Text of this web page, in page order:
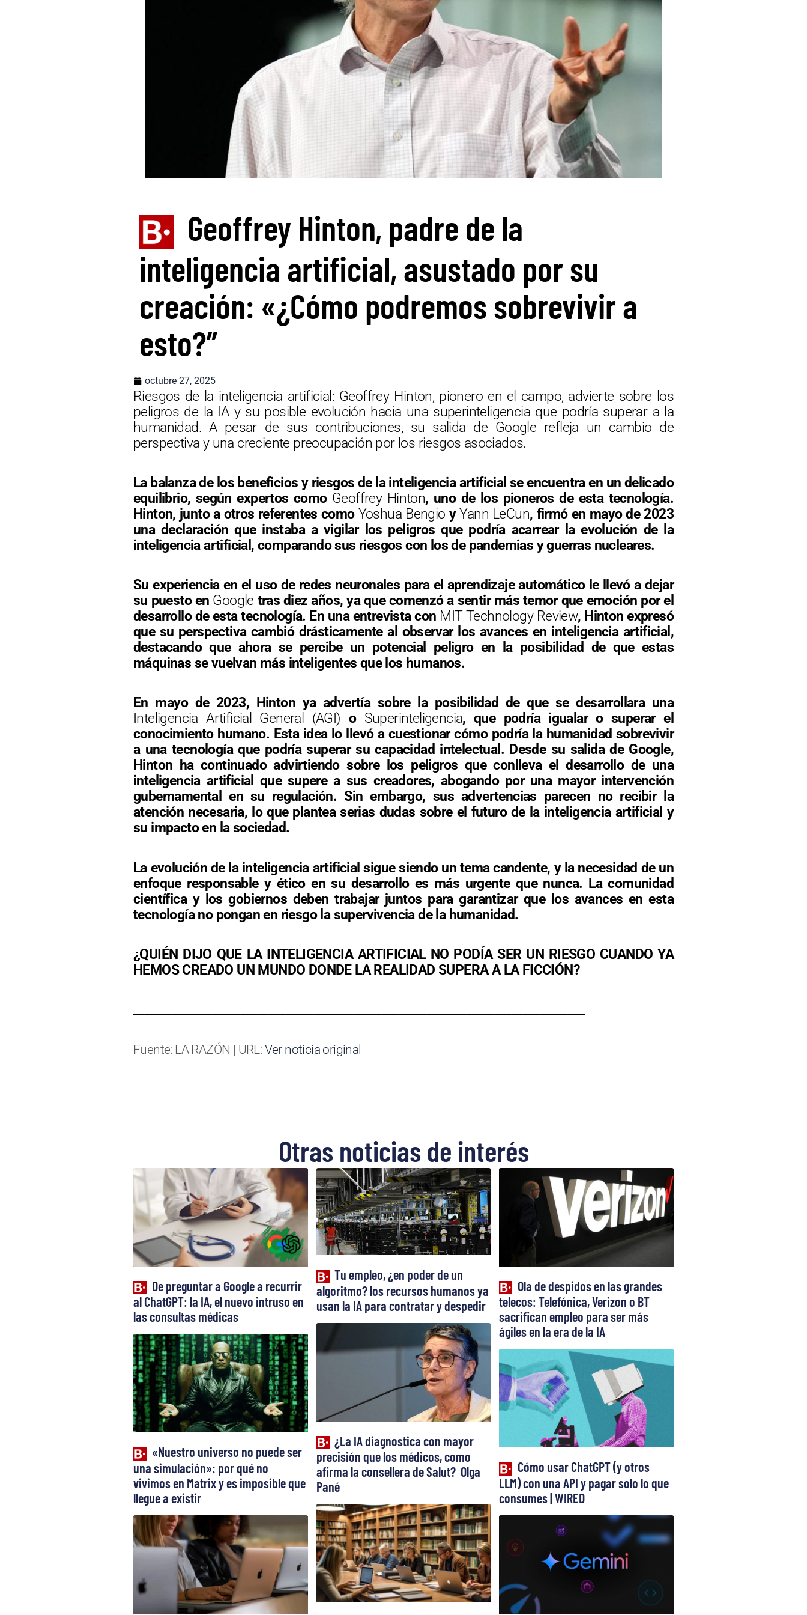
Geoffrey Hinton, padre de la
inteligencia artificial, asustado por su
creación: «¿Cómo podremos sobrevivir a
esto?”
octubre 27, 2025
Riesgos de la inteligencia artificial: Geoffrey Hinton, pionero en el campo, advierte sobre los
peligros de la IA y su posible evolución hacia una superinteligencia que podría superar a la
humanidad. A pesar de sus contribuciones, su salida de Google refleja un cambio de
perspectiva y una creciente preocupación por los riesgos asociados.
La balanza de los beneficios y riesgos de la inteligencia artificial se encuentra en un delicado
equilibrio, según expertos como Geoffrey Hinton, uno de los pioneros de esta tecnología.
Hinton, junto a otros referentes como Yoshua Bengio yYann LeCun, firmó en mayo de 2023
una declaración que instaba a vigilar los peligros que podría acarrear la evolución de la
inteligencia artificial, comparando sus riesgos con los de pandemias y guerras nucleares.
Su experiencia en el uso de redes neuronales para el aprendizaje automático le llevó a dejar
su puesto en Google tras diez años, ya que comenzó a sentir más temor que emoción por el
desarrollo de esta tecnología. En una entrevista con MIT Technology Review, Hinton expresó
que su perspectiva cambió drásticamente al observar los avances en inteligencia artificial,
destacando que ahora se percibe un potencial peligro en la posibilidad de que estas
máquinas se vuelvan más inteligentes que los humanos.
En mayo de 2023, Hinton ya advertía sobre la posibilidad de que se desarrollara una
Inteligencia Artificial General (AGI) o Superinteligencia, que podría igualar o superar el
conocimiento humano. Esta idea lo llevó a cuestionar cómo podría la humanidad sobrevivir
a una tecnología que podría superar su capacidad intelectual. Desde su salida de Google,
Hinton ha continuado advirtiendo sobre los peligros que conlleva el desarrollo de una
inteligencia artificial que supere a sus creadores, abogando por una mayor intervención
gubernamental en su regulación. Sin embargo, sus advertencias parecen no recibir la
atención necesaria, lo que plantea serias dudas sobre el futuro de la inteligencia artificial y
su impacto en la sociedad.
La evolución de la inteligencia artificial sigue siendo un tema candente, y la necesidad de un
enfoque responsable y ético en su desarrollo es más urgente que nunca. La comunidad
científica y los gobiernos deben trabajar juntos para garantizar que los avances en esta
tecnología no pongan en riesgo la supervivencia de la humanidad.
¿QUIÉN DIJO QUE LA INTELIGENCIA ARTIFICIAL NO PODÍA SER UN RIESGO CUANDO YA
HEMOS CREADO UN MUNDO DONDE LA REALIDAD SUPERA A LA FICCIÓN?
Fuente: LA RAZÓN | URL: Ver noticia original
Otras noticias de interés
De preguntar a Google a recurrir
al ChatGPT: la IA, el nuevo intruso en
las consultas médicas
Tu empleo, ¿en poder de un
algoritmo? los recursos humanos ya
usan la IA para contratar y despedir
Ola de despidos en las grandes
telecos: Telefónica, Verizon o BT
sacrifican empleo para ser más
ágiles en la era de la IA
«Nuestro universo no puede ser
una simulación»: por qué no
vivimos en Matrix y es imposible que
llegue a existir
¿La IA diagnostica con mayor
precisión que los médicos, como
afirma la consellera de Salut? Olga
Pané
Cómo usar ChatGPT (y otros
LLM) con una API y pagar solo lo que
consumes | WIRED